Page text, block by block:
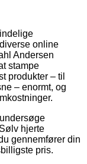
online
Andersen
stampe
produkter – til
– enormt, og
hjerte
gennemfører din
pris.